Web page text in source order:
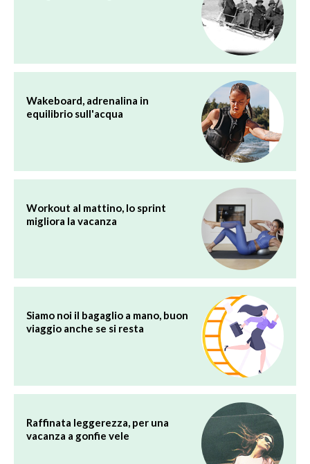
Wakeboard, adrenalina in
equilibrio sull'acqua
Workout al mattino, lo sprint
migliora la vacanza
Siamo noi il bagaglio a mano, buon
viaggio anche se si resta
Raffinata leggerezza, per una
vacanza a gonfie vele